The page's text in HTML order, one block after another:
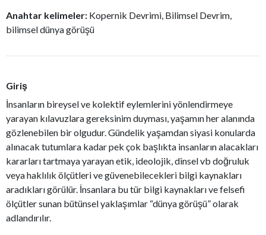
Anahtar kelimeler: Kopernik Devrimi, Bilimsel Devrim,
bilimsel dünya görüşü
Giriş
İnsanların bireysel ve kolektif eylemlerini yönlendirmeye
yarayan kılavuzlara gereksinim duyması, yaşamın her alanında
gözlenebilen bir olgudur. Gündelik yaşamdan siyasi konularda
alınacak tutumlara kadar pek çok başlıkta insanların alacakları
kararları tartmaya yarayan etik, ideolojik, dinsel vb doğruluk
veya haklılık ölçütleri ve güvenebilecekleri bilgi kaynakları
aradıkları görülür. İnsanlara bu tür bilgi kaynakları ve felsefi
ölçütler sunan bütünsel yaklaşımlar “dünya görüşü” olarak
adlandırılır.